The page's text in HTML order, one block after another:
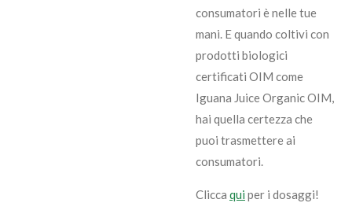
consumatori è nelle tue
mani. E quando coltivi con
prodotti biologici
certificati OIM come
Iguana Juice Organic OIM,
hai quella certezza che
puoi trasmettere ai
consumatori.
Clicca qui per i dosaggi!